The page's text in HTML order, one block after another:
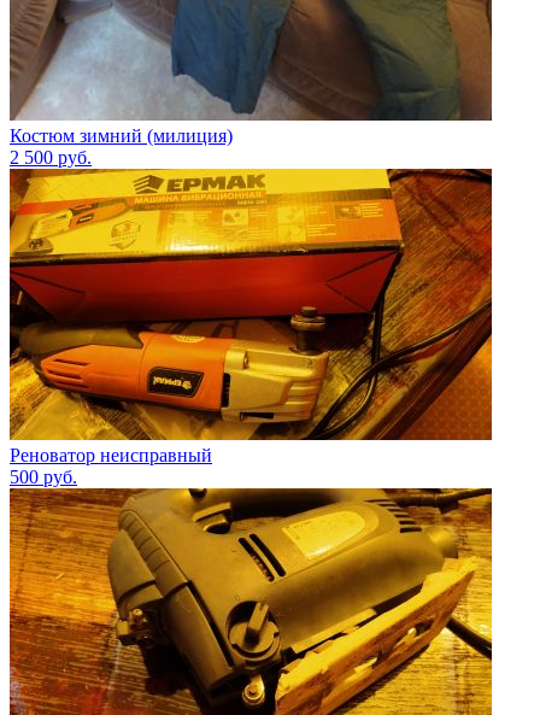
Костюм зимний (милиция)
2 500 руб.
Реноватор неисправный
500 руб.